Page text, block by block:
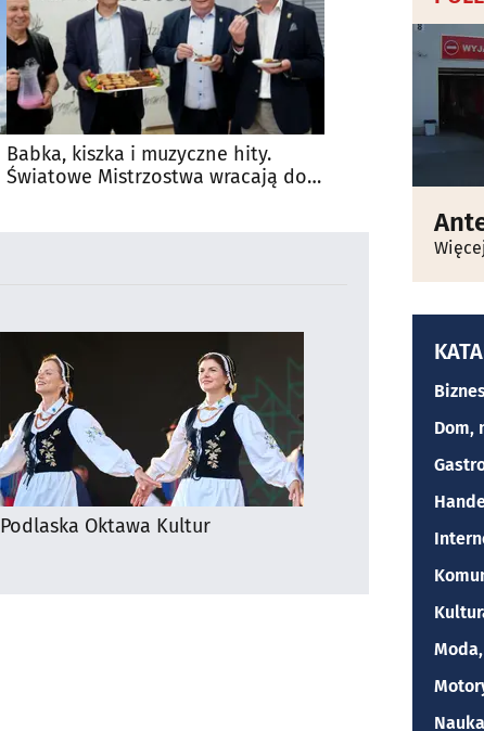
Babka, kiszka i muzyczne hity.
Światowe Mistrzostwa wracają do
Podlaska Oktawa Kultur
Dom,